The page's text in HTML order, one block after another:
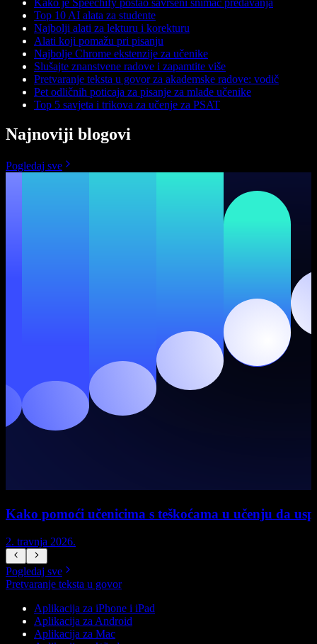
Top 10 AI alata za studente
Najbolji alati za lekturu i korekturu
Alati koji pomažu pri pisanju
Najbolje Chrome ekstenzije za učenike
Slušajte znanstvene radove i zapamtite više
Pretvaranje teksta u govor za akademske radove: vodič
Pet odličnih poticaja za pisanje za mlađe učenike
Top 5 savjeta i trikova za učenje za PSAT
Najnoviji blogovi
Pogledaj sve
Kako pomoći učenicima s teškoćama u učenju da
2. travnja 2026.
Pogledaj sve
Pretvaranje teksta u govor
Aplikacija za iPhone i iPad
Aplikacija za Android
Aplikacija za Mac